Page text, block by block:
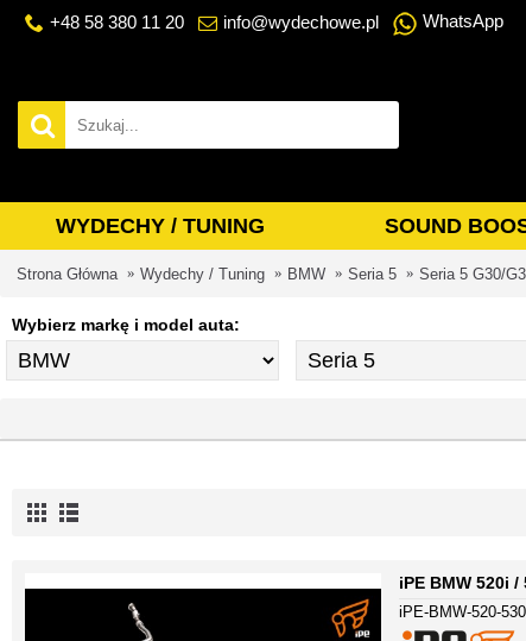
+48 58 380 11 20 info@wydechowe.pl WhatsApp
WYDECHY / TUNING SOUND
Strona Główna Wydechy / Tuning BMW Seria 5 Seria 5 G30/
Wybierz markę i model auta:
iPE BMW 520i
iPE-BMW-520-